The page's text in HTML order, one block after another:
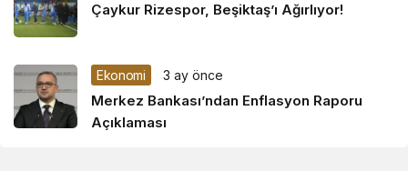
Çaykur Rizespor, Beşiktaş’ı Ağırlıyor!
Ekonomi 3 ay önce
Merkez Bankası’ndan Enflasyon Raporu
Açıklaması